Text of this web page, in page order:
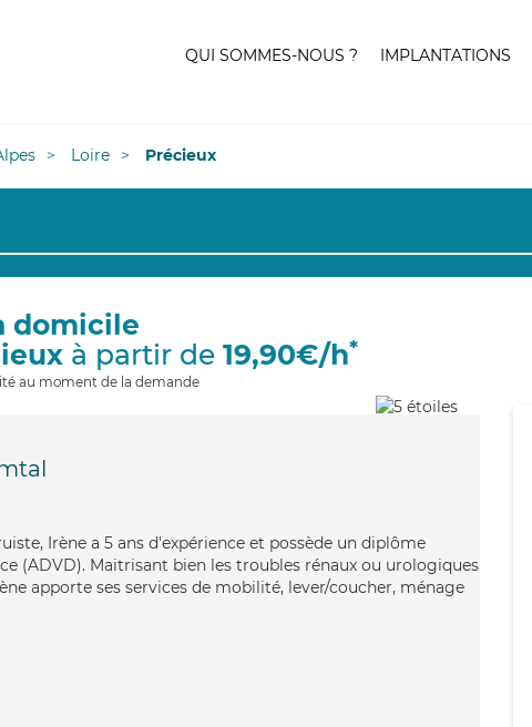
QUI SOMMES-NOUS ? IMPLANTATIONS
Loire Précieux
domicile
à partir de 19,90€/h*
au moment de la demande
Irène a 5 ans d'expérience et possède un diplôme
(ADVD). Maitrisant bien les troubles rénaux ou urologiques
apporte ses services de mobilité, lever/coucher, ménage